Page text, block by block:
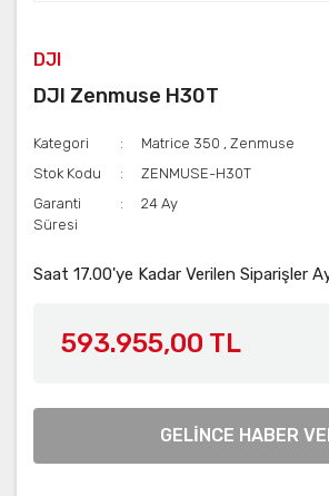
DJI
DJI Zenmuse H30T
Kategori Matrice 350 , Zenmuse
Stok Kodu
ZENMUSE-H30T
Garanti
Süresi
24 Ay
Saat 17.00'ye Kadar Verilen Siparişler
593.955,00 TL
GELİNCE HABER